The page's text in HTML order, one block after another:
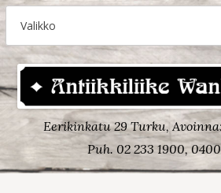
Eerikinkatu 29 Turku, Avoinna:
Puh. 02 233 1900,